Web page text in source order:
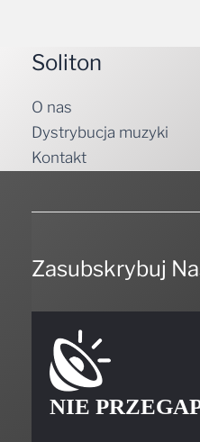
Soliton
O nas
Dystrybucja muzyki
Kontakt
Zasubskrybuj
NIE